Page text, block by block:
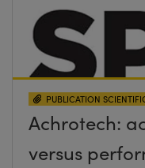
PUBLICATION
Achrotech:
versus